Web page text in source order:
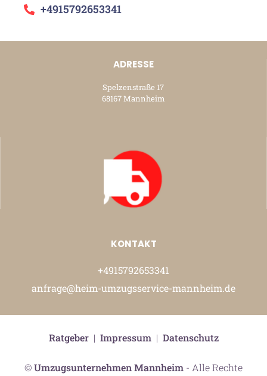
+4915792653341
ADRESSE
Spelzenstraße 17
68167 Mannheim
KONTAKT
+4915792653341
anfrage@heim-umzugsservice-mannheim.de
©Umzugsunternehmen Mannheim - Alle Rechte
Ratgeber| Impressum| Datenschutz